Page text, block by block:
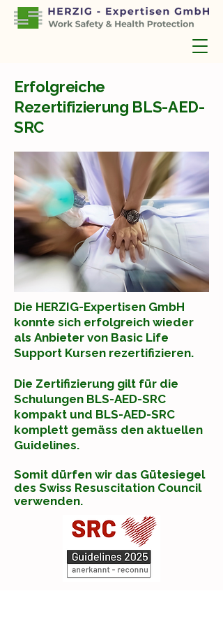
Erfolgreiche
Rezertifizierung BLS-AED-
SRC
Die HERZIG-Expertisen GmbH
konnte sich erfolgreich wieder
als Anbieter von Basic Life
Support Kursen rezertifizieren.
Die Zertifizierung gilt für die
Schulungen BLS-AED-SRC
kompakt und BLS-AED-SRC
komplett gemäss den aktuellen
Guidelines.
Somit dürfen wir das Gütesiegel
des Swiss Resuscitation Council
verwenden.